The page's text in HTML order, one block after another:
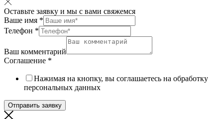
Оставьте заявку и мы с вами свяжемся
Ваше имя *
Телефон *
Ваш комментарий
Соглашение *
Нажимая на кнопку, вы соглашаетесь на обработку
персональных данных
Отправить заявку